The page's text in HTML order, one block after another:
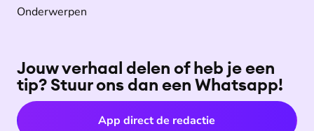
Onderwerpen
Jouw verhaal delen of heb je een
tip? Stuur ons dan een Whatsapp!
App direct de redactie